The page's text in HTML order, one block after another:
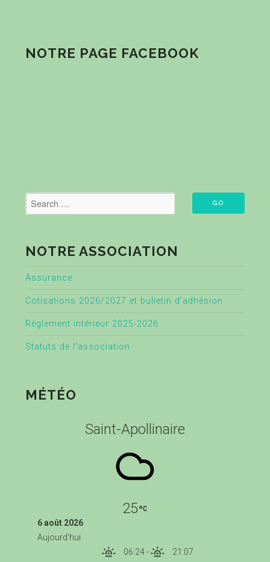
NOTRE PAGE FACEBOOK
NOTRE ASSOCIATION
Assurance
Cotisations 2026/2027 et bulletin d’adhésion
Règlement intérieur 2025-2026
Statuts de l’association
MÉTÉO
Saint-Apollinaire
25
6 août 2026
Aujourd'hui
06:24- 21:07